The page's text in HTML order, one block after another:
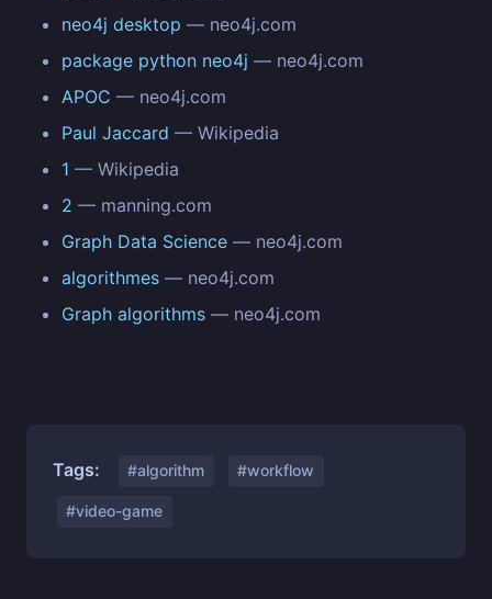
neo4j desktop — neo4j.com
package python neo4j — neo4j.com
APOC — neo4j.com
Paul Jaccard — Wikipedia
1 — Wikipedia
2 — manning.com
Graph Data Science — neo4j.com
algorithmes — neo4j.com
Graph algorithms — neo4j.com
Tags: #algorithm #workflow
#video-game